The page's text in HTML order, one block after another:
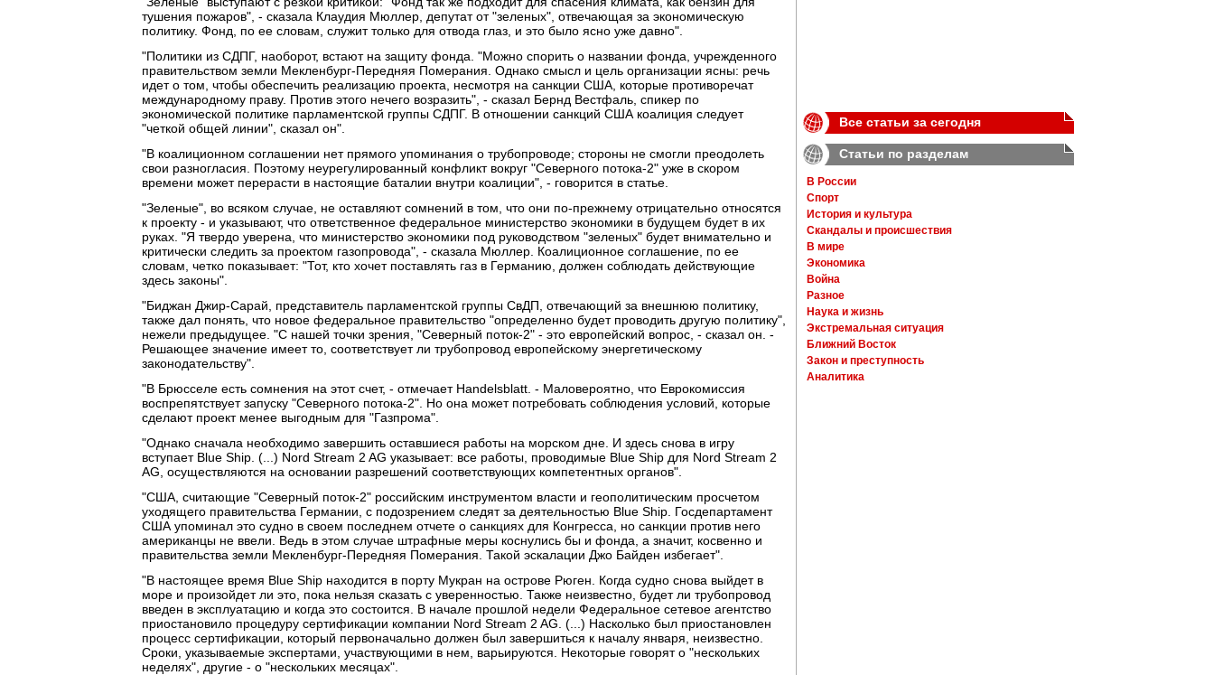
тушения пожаров", - сказала Клаудия Мюллер, депутат от "зеленых", отвечающая за экономическую
политику. Фонд, по ее словам, служит только для отвода глаз, и это было ясно уже давно".
"Политики из СДПГ, наоборот, встают на защиту фонда. "Можно спорить о названии фонда, учрежденного
правительством земли Мекленбург-Передняя Померания. Однако смысл и цель организации ясны: речь
идет о том, чтобы обеспечить реализацию проекта, несмотря на санкции США, которые противоречат
международному праву. Против этого нечего возразить", - сказал Бернд Вестфаль, спикер по
экономической политике парламентской группы СДПГ. В отношении санкций США коалиция следует
"четкой общей линии", сказал он".
"В коалиционном соглашении нет прямого упоминания о трубопроводе; стороны не смогли преодолеть
свои разногласия. Поэтому неурегулированный конфликт вокруг "Северного потока-2" уже в скором
времени может перерасти в настоящие баталии внутри коалиции", - говорится в статье.
"Зеленые", во всяком случае, не оставляют сомнений в том, что они по-прежнему отрицательно относятся
к проекту - и указывают, что ответственное федеральное министерство экономики в будущем будет в их
руках. "Я твердо уверена, что министерство экономики под руководством "зеленых" будет внимательно и
критически следить за проектом газопровода", - сказала Мюллер. Коалиционное соглашение, по ее
словам, четко показывает: "Тот, кто хочет поставлять газ в Германию, должен соблюдать действующие
здесь законы".
"Биджан Джир-Сарай, представитель парламентской группы СвДП, отвечающий за внешнюю политику,
также дал понять, что новое федеральное правительство "определенно будет проводить другую политику",
нежели предыдущее. "С нашей точки зрения, "Северный поток-2" - это европейский вопрос, - сказал он. -
Решающее значение имеет то, соответствует ли трубопровод европейскому энергетическому
законодательству".
"В Брюсселе есть сомнения на этот счет, - отмечает Handelsblatt. - Маловероятно, что Еврокомиссия
воспрепятствует запуску "Северного потока-2". Но она может потребовать соблюдения условий, которые
сделают проект менее выгодным для "Газпрома".
"Однако сначала необходимо завершить оставшиеся работы на морском дне. И здесь снова в игру
вступает Blue Ship. (...) Nord Stream 2 AG указывает: все работы, проводимые Blue Ship для Nord Stream 2
AG, осуществляются на основании разрешений соответствующих компетентных органов".
"США, считающие "Северный поток-2" российским инструментом власти и геополитическим просчетом
уходящего правительства Германии, с подозрением следят за деятельностью Blue Ship. Госдепартамент
США упоминал это судно в своем последнем отчете о санкциях для Конгресса, но санкции против него
американцы не ввели. Ведь в этом случае штрафные меры коснулись бы и фонда, а значит, косвенно и
правительства земли Мекленбург-Передняя Померания. Такой эскалации Джо Байден избегает".
"В настоящее время Blue Ship находится в порту Мукран на острове Рюген. Когда судно снова выйдет в
море и произойдет ли это, пока нельзя сказать с уверенностью. Также неизвестно, будет ли трубопровод
введен в эксплуатацию и когда это состоится. В начале прошлой недели Федеральное сетевое агентство
приостановило процедуру сертификации компании Nord Stream 2 AG. (...) Насколько был приостановлен
процесс сертификации, который первоначально должен был завершиться к началу января, неизвестно.
Сроки, указываемые экспертами, участвующими в нем, варьируются. Некоторые говорят о "нескольких
неделях", другие - о "нескольких месяцах".
Все статьи за сегодня
Статьи по разделам
В России
Спорт
История и культура
Скандалы и происшествия
В мире
Экономика
Война
Разное
Наука и жизнь
Экстремальная ситуация
Ближний Восток
Закон и преступность
Аналитика